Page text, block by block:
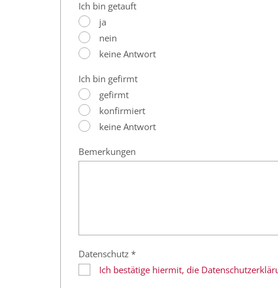
Ich bin getauft
ja
nein
keine Antwort
Ich bin gefirmt
gefirmt
konfirmiert
keine Antwort
Bemerkungen
Datenschutz *
Ich bestätige hiermit, die